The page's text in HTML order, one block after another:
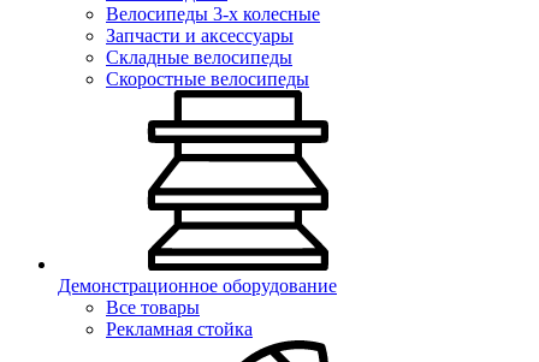
Велосипеды 3-х колесные
Запчасти и аксессуары
Складные велосипеды
Скоростные велосипеды
Демонстрационное оборудование
Все товары
Рекламная стойка